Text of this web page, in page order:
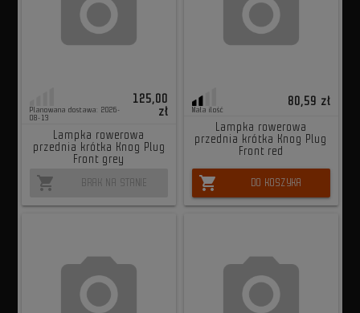
Planowana dostawa: 2026-
08-13
125,00
zł
Lampka rowerowa
przednia krótka Knog Plug
Front grey
shopping_cart BRAK NA STANIE
Mała ilość
80,59 zł
Lampka rowerowa
przednia krótka Knog Plug
Front red
shopping_cart DO KOSZYKA